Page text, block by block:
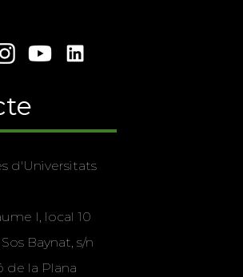
d'Universitats
I, local 10
Baynat, s/n
de la Plana